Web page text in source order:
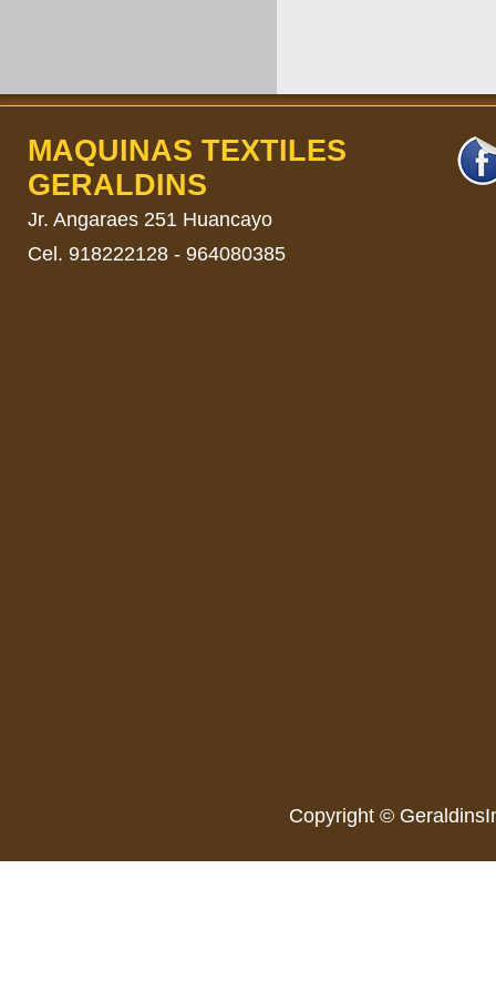
MAQUINAS TEXTILES
GERALDINS
​Jr. Angaraes 251 Huancayo
Cel. 918222128 - 964080385
Copyright ©